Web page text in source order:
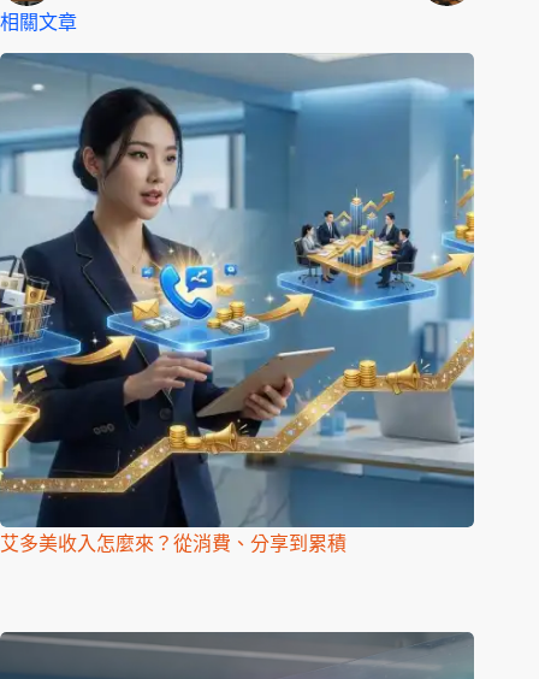
相關文章
艾多美收入怎麼來？從消費、分享到累積